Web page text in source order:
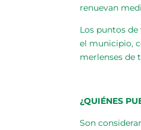
renuevan
Los puntos
el municipio,
merlenses de
¿QUIÉNES
Son